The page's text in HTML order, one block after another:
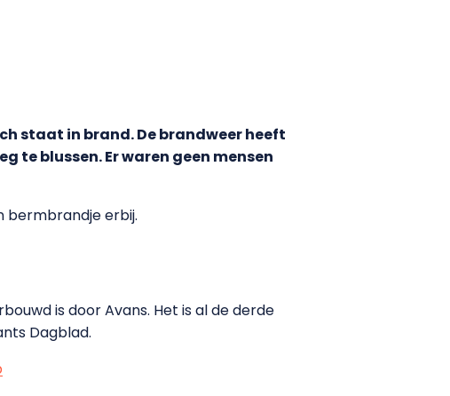
staat in brand. De brandweer heeft
te blussen. Er waren geen mensen
bermbrandje erbij.
is door Avans. Het is al de derde
Dagblad.